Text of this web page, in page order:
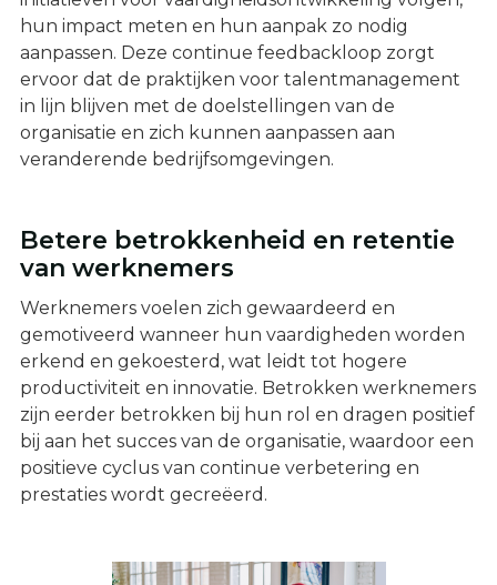
hun impact meten en hun aanpak zo nodig
aanpassen. Deze continue feedbackloop zorgt
ervoor dat de praktijken voor talentmanagement
in lijn blijven met de doelstellingen van de
organisatie en zich kunnen aanpassen aan
veranderende bedrijfsomgevingen.
Betere betrokkenheid en retentie
van werknemers
Werknemers voelen zich gewaardeerd en
gemotiveerd wanneer hun vaardigheden worden
erkend en gekoesterd, wat leidt tot hogere
productiviteit en innovatie. Betrokken werknemers
zijn eerder betrokken bij hun rol en dragen positief
bij aan het succes van de organisatie, waardoor een
positieve cyclus van continue verbetering en
prestaties wordt gecreëerd.